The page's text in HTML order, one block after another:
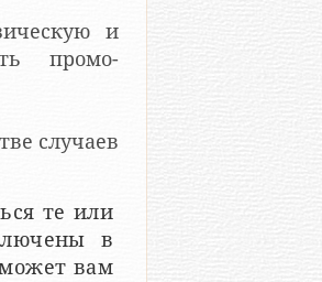
и
промо-
случаев
те или
в
вам